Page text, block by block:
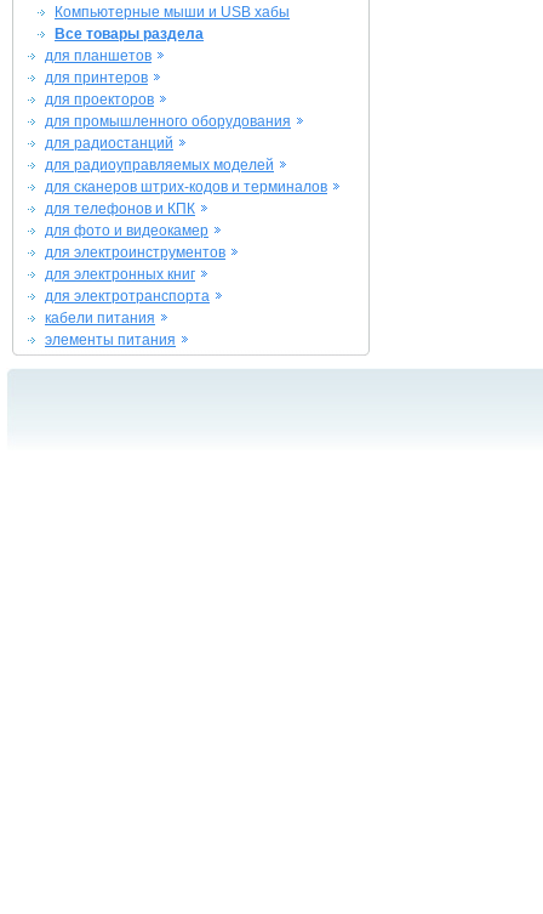
Компьютерные мыши и USB хабы
Все товары раздела
для планшетов
для принтеров
для проекторов
для промышленного оборудования
для радиостанций
для радиоуправляемых моделей
для сканеров штрих-кодов и терминалов
для телефонов и КПК
для фото и видеокамер
для электроинструментов
для электронных книг
для электротранспорта
кабели питания
элементы питания